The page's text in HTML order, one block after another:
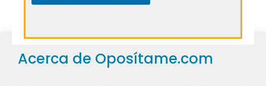
Acerca de Oposítame.com